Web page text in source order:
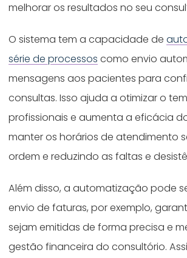
melhorar os resultados no seu
O sistema tem a capacidade de
série de processos como envio
mensagens aos pacientes para
consultas. Isso ajuda a otimizar o
profissionais e aumenta a eficácia
manter os horários de atendimento
ordem e reduzindo as faltas e
Além disso, a automatização pode
envio de faturas, por exemplo,
sejam emitidas de forma precisa e
gestão financeira do consultório.